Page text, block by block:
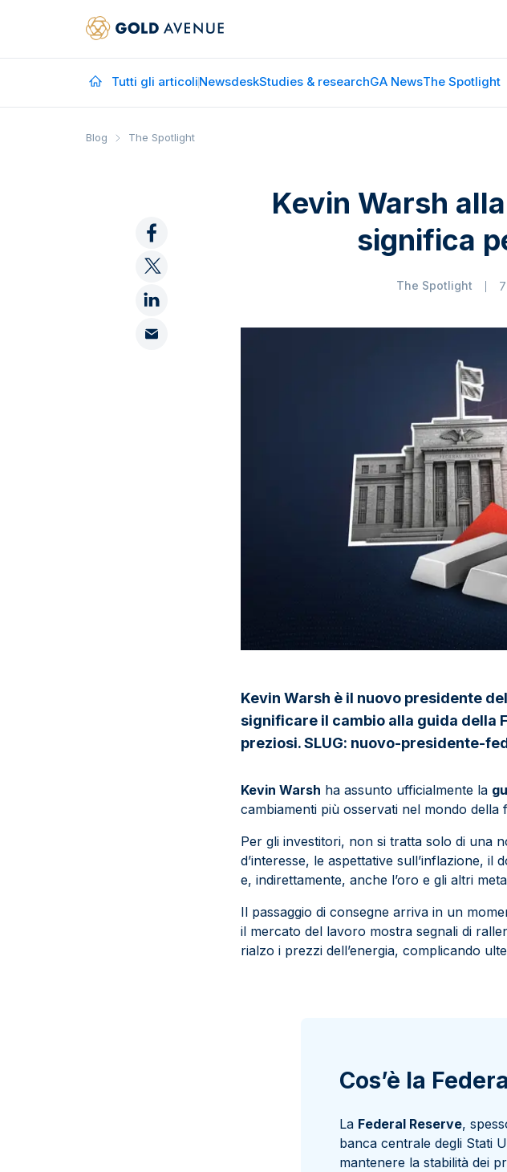
Tutti gli articoliNewsdeskStudies & researchGA NewsThe Spotlight
Blog The Spotlight
Kevin Warsh
significa
The Spotlight
Kevin Warsh è il nuovo presidente
significare il cambio alla guida della
preziosi. SLUG: nuovo-presidente-
Kevin Warsh ha assunto ufficialmente la
cambiamenti più osservati nel mondo della
Per gli investitori, non si tratta solo di una
d’interesse, le aspettative sull’inflazione,
e, indirettamente, anche l’oro e gli altri
Il passaggio di consegne arriva in un
il mercato del lavoro mostra segnali di
rialzo i prezzi dell’energia, complicando
Cos’è la
La Federal Reserve,
banca centrale degli Stati
mantenere la stabilità dei